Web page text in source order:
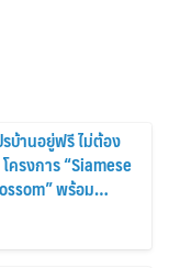
รบ้านอยู่ฟรี ไม่ต้อง
ครงการ “Siamese
พร้อม
ง 31 สิงหาคม